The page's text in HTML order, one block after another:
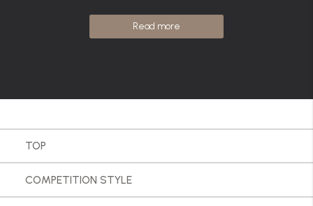
Read more
TOP
COMPETITION STYLE